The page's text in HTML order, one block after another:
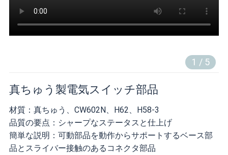
1 / 5
真ちゅう製電気スイッチ部品
材質：真ちゅう、CW602N、H62、H58-3
品質の要点：シャープなステータスと仕上げ
簡単な説明：可動部品を動作からサポートするベース部
品とスライバー接触のあるコネクタ部品